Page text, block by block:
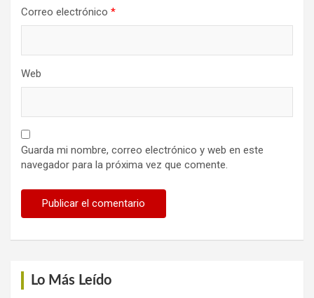
Correo electrónico *
Web
Guarda mi nombre, correo electrónico y web en este
navegador para la próxima vez que comente.
Lo Más Leído